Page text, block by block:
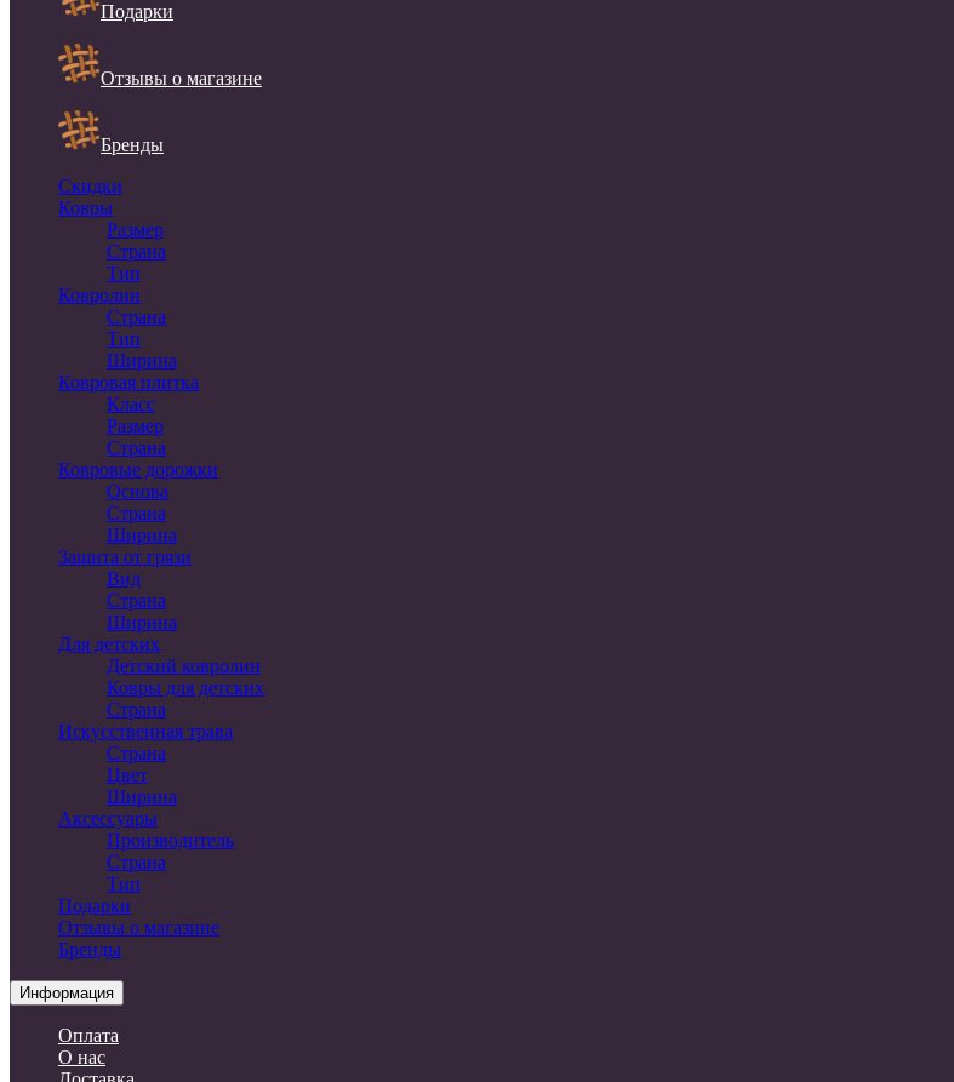
Подарки
Отзывы о магазине
Бренды
Скидки
Ковры
Размер
Страна
Тип
Ковролин
Страна
Тип
Ширина
Ковровая плитка
Класс
Размер
Страна
Ковровые дорожки
Основа
Страна
Ширина
Защита от грязи
Вид
Страна
Ширина
Для детских
Детский ковролин
Ковры для детских
Страна
Искусственная трава
Страна
Цвет
Ширина
Аксессуары
Производитель
Страна
Тип
Подарки
Отзывы о магазине
Бренды
Информация
Оплата
О нас